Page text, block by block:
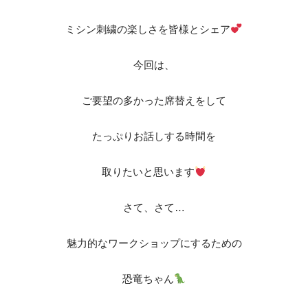
ミシン刺繍の楽しさを皆様とシェア
今回は、
ご要望の多かった席替えをして
たっぷりお話しする時間を
取りたいと思います
さて、さて…
魅力的なワークショップにするための
恐竜ちゃん